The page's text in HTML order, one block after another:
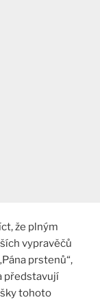
že plným
vypravěčů
prstenů“,
představují
tohoto